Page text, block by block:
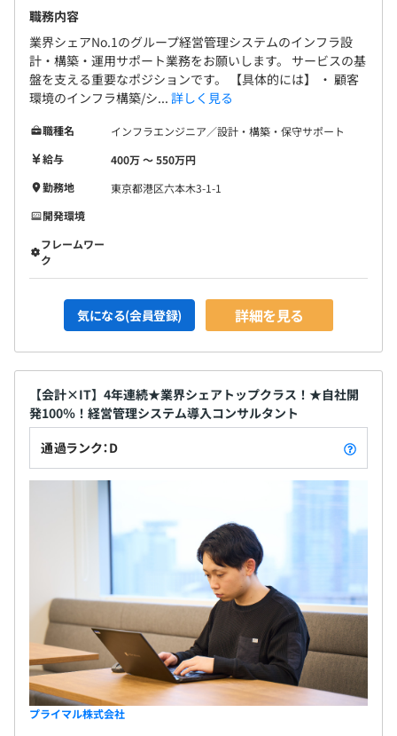
職務内容
業界シェアNo.1のグループ経営管理システムのインフラ設
計・構築・運用サポート業務をお願いします。 サービスの基
盤を支える重要なポジションです。 【具体的には】 ・ 顧客
環境のインフラ構築/シ... 詳しく見る
職種名
インフラエンジニア／設計・構築・保守サポート
給与
400万 〜 550万円
勤務地
東京都港区六本木3-1-1
開発環境
フレームワー
ク
気になる(会員登録) 詳細を見る
【会計×IT】4年連続★業界シェアトップクラス！★自社開
発100％！経営管理システム導入コンサルタント
通過ランク：D
プライマル株式会社